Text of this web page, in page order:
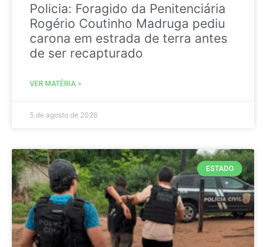
Policia: Foragido da Penitenciária
Rogério Coutinho Madruga pediu
carona em estrada de terra antes
de ser recapturado
VER MATÉRIA »
5 de agosto de 2026
ESTADO